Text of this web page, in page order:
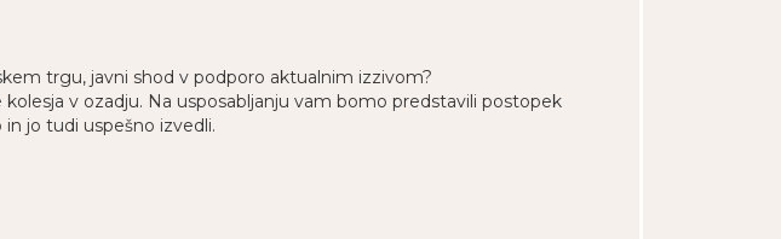
trgu, javni shod v podporo aktualnim izzivom?
v ozadju. Na usposabljanju vam bomo predstavili postopek
jo tudi uspešno izvedli.